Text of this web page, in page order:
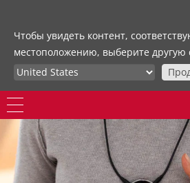
Чтобы увидеть контент,
местоположению, выберите другую